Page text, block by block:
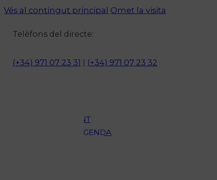
Vés al contingut principal Omet la visita
Telèfons del directe:
(+34) 971 07 23 31 (+34) 971 07 23 32
OCI
AMBIENT
AGENDA